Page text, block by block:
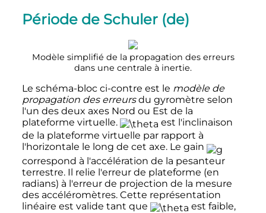
Période de Schuler (de)
Modèle simplifié de la propagation des erreurs
dans une centrale à inertie.
Le schéma-bloc ci-contre est le modèle de
propagation des erreursdu gyromètre selon
l'un des deux axes Nord ou Est de la
plateforme virtuelle.
est l'inclinaison
de la plateforme virtuelle par rapport à
l'horizontale le long de cet axe. Le gain
correspond à l'accélération de la pesanteur
terrestre. Il relie l'erreur de plateforme (en
radians) à l'erreur de projection de la mesure
des accéléromètres. Cette représentation
linéaire est valide tant que
est faible,